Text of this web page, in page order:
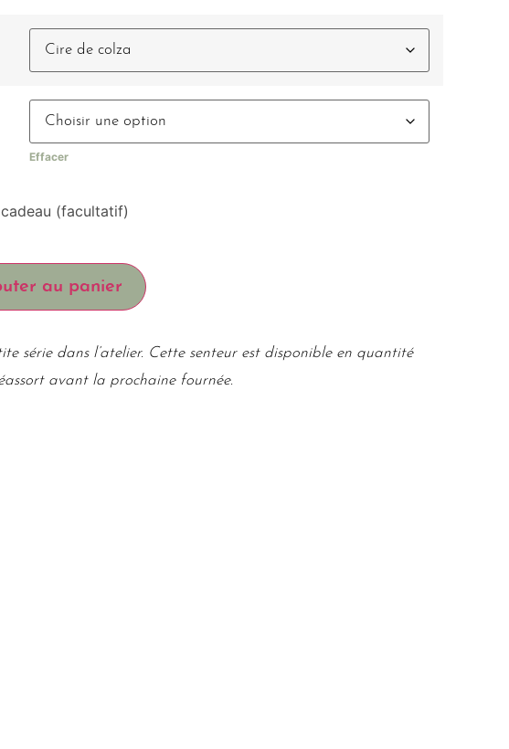
Effacer
(facultatif)
au panier
série dans l’atelier. Cette senteur est disponible en quantité
avant la prochaine fournée.